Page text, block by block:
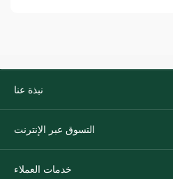
نبذة عنا
التسوق عبر الإنترنت
خدمات العملاء